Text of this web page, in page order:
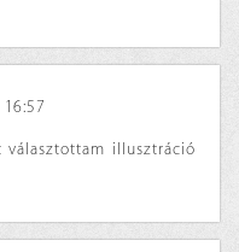
16:57
választottam illusztráció